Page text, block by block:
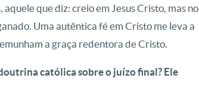
que diz: creio em Jesus Cristo, mas no
Uma autêntica fé em Cristo me leva a
a graça redentora de Cristo.
católica sobre o juízo final? Ele